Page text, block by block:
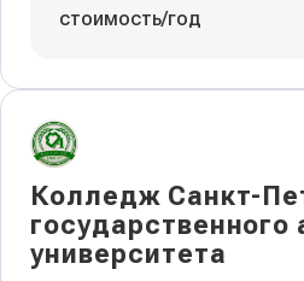
стоимость/год
Колледж Санкт-
государственного
университета